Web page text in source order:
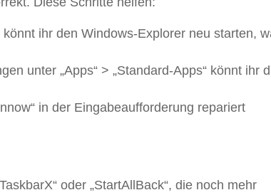
ihr den Windows-Explorer neu starten,
unter „Apps“ > „Standard-Apps“ könnt ihr
in der Eingabeaufforderung repariert
oder „StartAllBack“, die noch mehr